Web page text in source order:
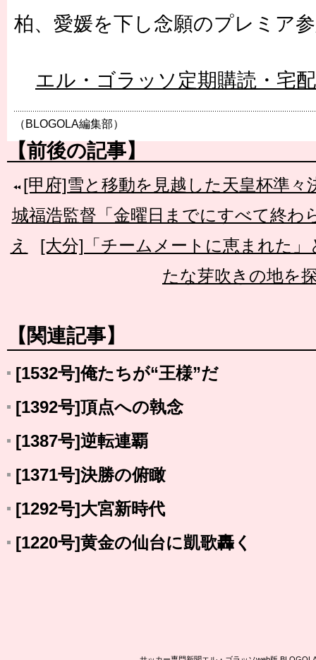
柏、愛媛を下し念願のプレミア
エル・ゴラッソ定期購読・宅
（BLOGOLA編集部）
【前後の記事】
[甲府]雪と移動を見越した天皇杯準々
城福浩監督「金曜日までにすべて終わ
え
[大分]「チームメートに恵まれた
たな芽吹きの地を
【関連記事】
[1532号]俺たちが“王様”だ
[1392号]頂点への執念
[1387号]逆転連覇
[1371号]決勝の俯瞰
[1292号]大宮新時代
[1220号]黄金の仙台に凱歌轟く